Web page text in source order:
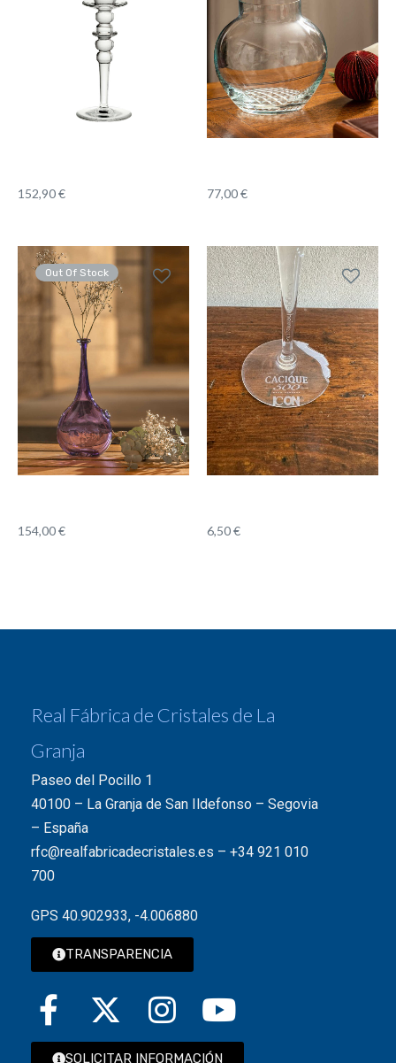
152,90€ 77,00€
Out Of Stock
154,00€ 6,50€
Real Fábrica de Cristales de La
Granja
Paseo del Pocillo 1
40100 – La Granja de San Ildefonso – Segovia
– España
rfc@realfabricadecristales.es – +34 921 010
700
GPS 40.902933, -4.006880
TRANSPARENCIA
SOLICITAR INFORMACIÓN